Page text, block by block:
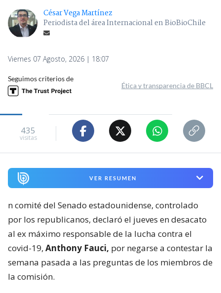
César Vega Martínez
Periodista del área Internacional en BioBioChile
Viernes 07 Agosto, 2026 | 18:07
Seguimos criterios de
Ética y transparencia de BBCL
435
visitas
VER RESUMEN
n comité del Senado estadounidense, controlado
por los republicanos, declaró el jueves en desacato
al ex máximo responsable de la lucha contra el
covid-19, Anthony Fauci, por negarse a contestar la
semana pasada a las preguntas de los miembros de
la comisión.